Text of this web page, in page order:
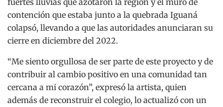
contención que estaba junto a la quebrada Iguaná
colapsó, llevando a que las autoridades anunciaran su
cierre en diciembre del 2022.
“Me siento orgullosa de ser parte de este proyecto y de
contribuir al cambio positivo en una comunidad tan
cercana a mi corazón”, expresó la artista, quien
además de reconstruir el colegio, lo actualizó con un